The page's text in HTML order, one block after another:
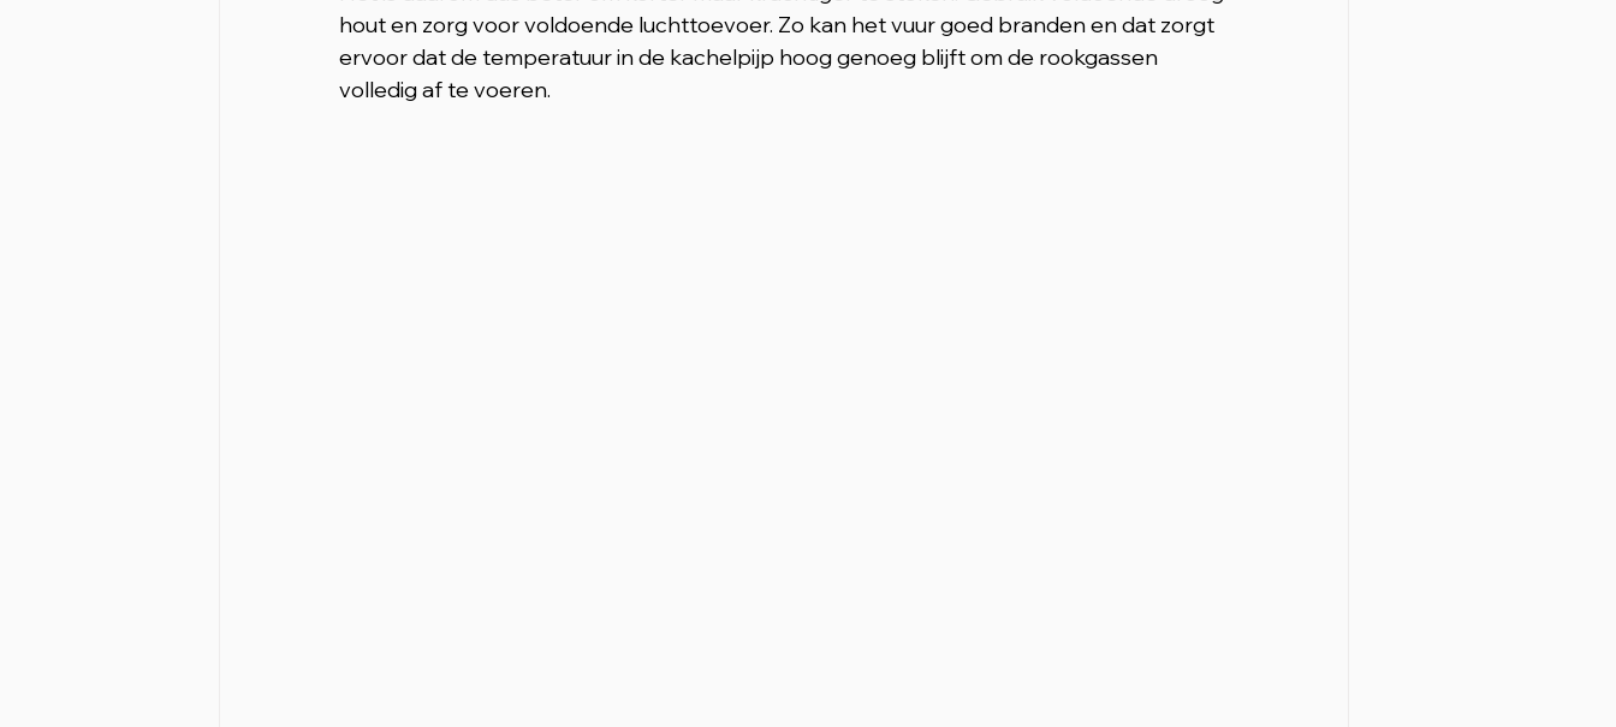
hout en zorg voor voldoende luchttoevoer. Zo kan het vuur goed branden en dat zorgt
ervoor dat de temperatuur in de kachelpijp hoog genoeg blijft om de rookgassen
volledig af te voeren.